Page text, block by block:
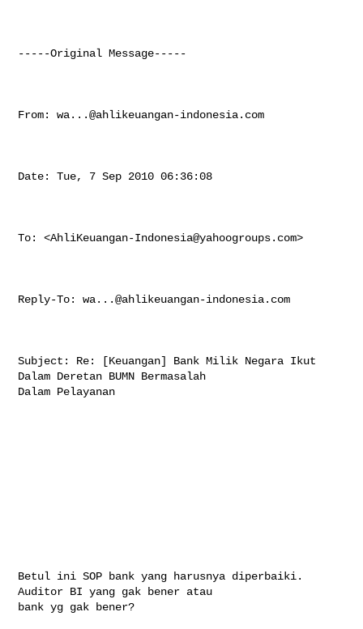
-----Original Message-----
From: wa...@ahlikeuangan-indonesia.com
Date: Tue, 7 Sep 2010 06:36:08
To: <AhliKeuangan-Indonesia@yahoogroups.com>
Reply-To: wa...@ahlikeuangan-indonesia.com
Subject: Re: [Keuangan] Bank Milik Negara Ikut
Dalam Deretan BUMN Bermasalah
Dalam Pelayanan
Betul ini SOP bank yang harusnya diperbaiki.
Auditor BI yang gak bener atau
bank yg gak bener?